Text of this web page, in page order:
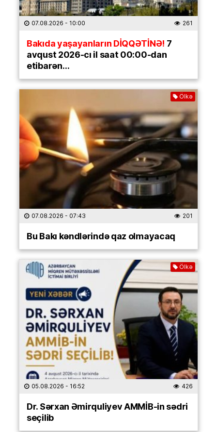
07.08.2026 - 10:00 261
Bakıda yaşayanların DİQQƏTİNƏ! 7
avqust 2026-cı il saat 00:00-dan
etibarən…
Ölkə
07.08.2026 - 07:43 201
Bu Bakı kəndlərində qaz olmayacaq
Ölkə
05.08.2026 - 16:52 426
Dr. Sərxan Əmirquliyev AMMİB-in sədri
seçilib